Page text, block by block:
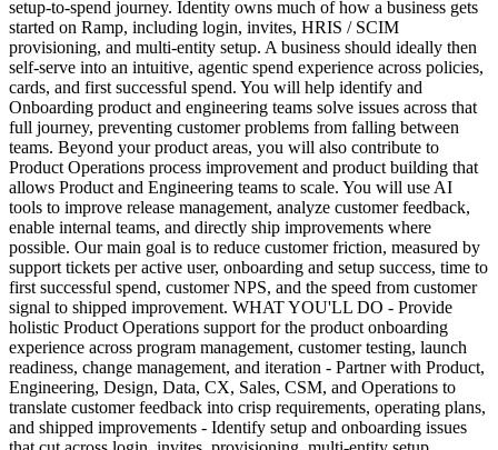
setup-to-spend journey. Identity owns much of how a business gets
started on Ramp, including login, invites, HRIS / SCIM
provisioning, and multi-entity setup. A business should ideally then
self-serve into an intuitive, agentic spend experience across policies,
cards, and first successful spend. You will help identify and
Onboarding product and engineering teams solve issues across that
full journey, preventing customer problems from falling between
teams. Beyond your product areas, you will also contribute to
Product Operations process improvement and product building that
allows Product and Engineering teams to scale. You will use AI
tools to improve release management, analyze customer feedback,
enable internal teams, and directly ship improvements where
possible. Our main goal is to reduce customer friction, measured by
support tickets per active user, onboarding and setup success, time to
first successful spend, customer NPS, and the speed from customer
signal to shipped improvement. WHAT YOU'LL DO - Provide
holistic Product Operations support for the product onboarding
experience across program management, customer testing, launch
readiness, change management, and iteration - Partner with Product,
Engineering, Design, Data, CX, Sales, CSM, and Operations to
translate customer feedback into crisp requirements, operating plans,
and shipped improvements - Identify setup and onboarding issues